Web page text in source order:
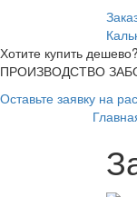
Хотите купить
ПРОИЗВОДСТВО
Оставьте заявку на